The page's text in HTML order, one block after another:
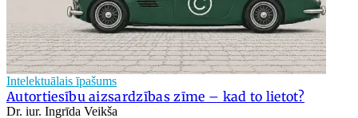
Intelektuālais īpašums
Autortiesību aizsardzības zīme – kad to lietot?
Dr. iur. Ingrīda Veikša